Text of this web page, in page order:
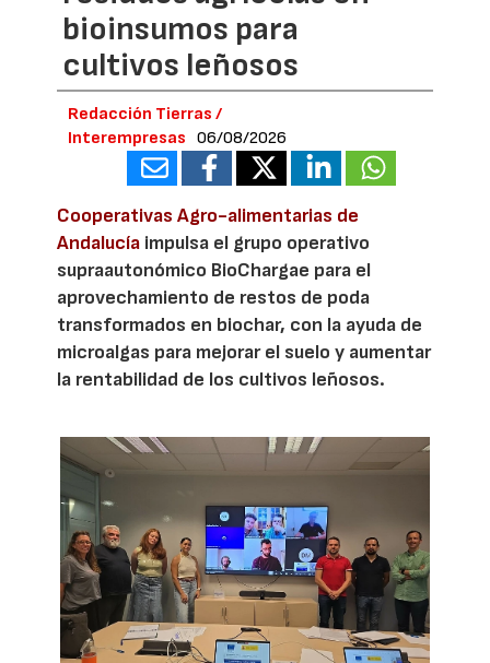
bioinsumos para
cultivos leñosos
Redacción Tierras /
Interempresas
06/08/2026
Cooperativas Agro-alimentarias de
Andalucía impulsa el grupo operativo
supraautonómico BioChargae para el
aprovechamiento de restos de poda
transformados en biochar, con la ayuda de
microalgas para mejorar el suelo y aumentar
la rentabilidad de los cultivos leñosos.